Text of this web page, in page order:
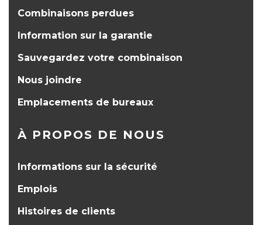
Combinaisons perdues
Information sur la garantie
Sauvegardez votre combinaison
Nous joindre
Emplacements de bureaux
À PROPOS DE NOUS
Informations sur la sécurité
Emplois
Histoires de clients